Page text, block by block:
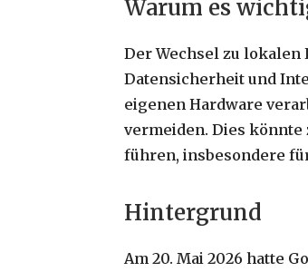
Warum es
Der Wechsel zu
Datensicherheit und
eigenen Hardware
vermeiden. Dies
führen, insbesondere
Hintergrund
Am 20. Mai 2026 hatte